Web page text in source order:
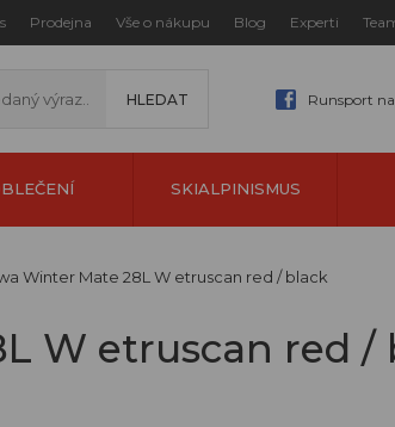
Prodejna Vše o nákupu Blog Experti
Runsport
SKIALPINISMUS
Winter Mate 28L W etruscan red / black
W etruscan red /